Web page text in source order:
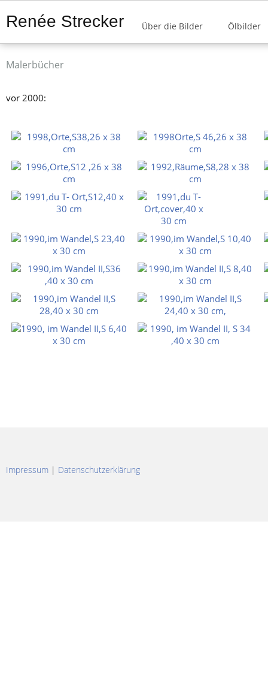
Renée Strecker Über die Bilder Ölbilder
Malerbücher
vor 2000:
Impressum | Datenschutzerklärung